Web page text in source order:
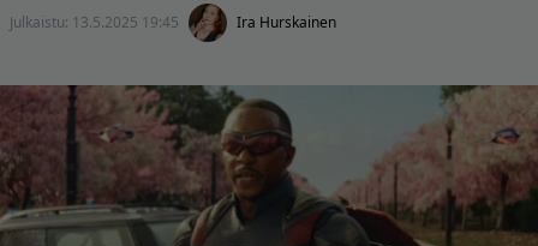
Julkaistu: 13.5.2025 19:45 Ira Hurskainen